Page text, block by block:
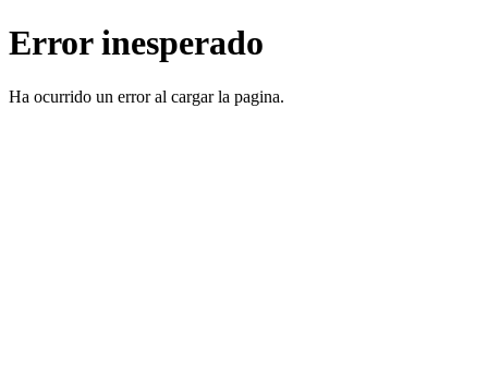
Error inesperado
Ha ocurrido un error al cargar la pagina.